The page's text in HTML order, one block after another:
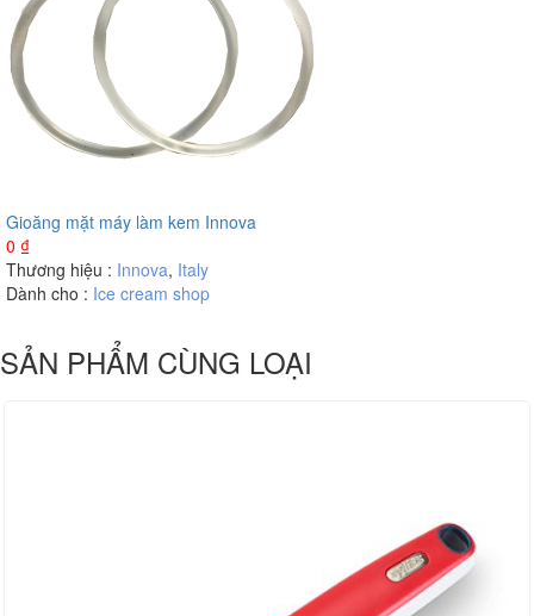
Gioăng mặt máy làm kem Innova
0 ₫
Thương hiệu : Innova, Italy
Dành cho : Ice cream shop
SẢN PHẨM CÙNG LOẠI